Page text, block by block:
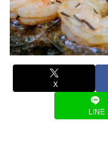
X
LINE